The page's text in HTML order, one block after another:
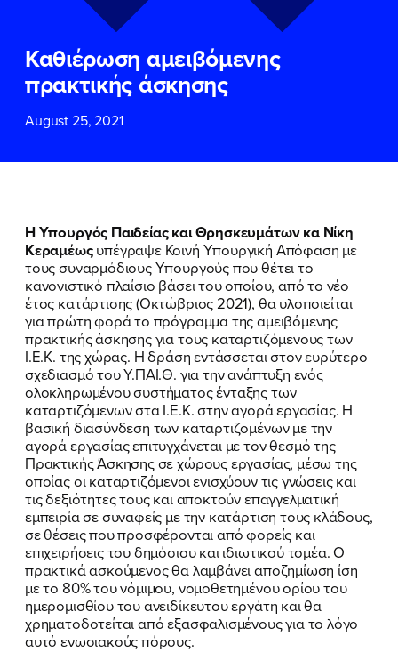
ΠΟΙΑ ΕΙΜΑΙ
ΕΡΓΟ
ΕΚΔΗΛΩΣΕΙΣ
ΝΕΑ
ΕΛΑ ΚΙ ΕΣΥ
Καθιέρωση αμειβόμενης
πρακτικής άσκησης
August 25, 2021
Η Υπουργός Παιδείας και Θρησκευμάτων κα Νίκη
Κεραμέωςυπέγραψε Κοινή Υπουργική Απόφαση με
τους συναρμόδιους Υπουργούς που θέτει το
κανονιστικό πλαίσιο βάσει του οποίου, από το νέο
έτος κατάρτισης (Οκτώβριος 2021), θα υλοποιείται
για πρώτη φορά το πρόγραμμα της αμειβόμενης
πρακτικής άσκησης για τους καταρτιζόμενους των
Ι.Ε.Κ. της χώρας. Η δράση εντάσσεται στον ευρύτερο
σχεδιασμό του Υ.ΠΑΙ.Θ. για την ανάπτυξη ενός
ολοκληρωμένου συστήματος ένταξης των
καταρτιζόμενων στα Ι.Ε.Κ. στην αγορά εργασίας. Η
βασική διασύνδεση των καταρτιζομένων με την
αγορά εργασίας επιτυγχάνεται με τον θεσμό της
Πρακτικής Άσκησης σε χώρους εργασίας, μέσω της
οποίας οι καταρτιζόμενοι ενισχύουν τις γνώσεις και
τις δεξιότητες τους και αποκτούν επαγγελματική
εμπειρία σε συναφείς με την κατάρτιση τους κλάδους,
σε θέσεις που προσφέρονται από φορείς και
επιχειρήσεις του δημόσιου και ιδιωτικού τομέα. Ο
πρακτικά ασκούμενος θα λαμβάνει αποζημίωση ίση
με το 80% του νόμιμου, νομοθετημένου ορίου του
ημερομισθίου του ανειδίκευτου εργάτη και θα
χρηματοδοτείται από εξασφαλισμένους για το λόγο
αυτό ενωσιακούς πόρους.
ΕΠΙΘΕΤΟ*
ΤΗΛΕΦΩΝΟ*
EMAIL
Δεδομένων
Όρους
Χρήσηςτου δικτυακού τόπου του
Πολιτικού Γραφείου της Βουλευτού
Νίκης Κεραμέως
ΥΠΟΒΟΛΗ
ΕΠΙΘΕΤΟ*
ΤΗΛΕΦΩΝΟ
EMAIL
Δεδομένων
Όρους
Χρήσηςτου δικτυακού τόπου του
Πολιτικού Γραφείου της Βουλευτού
Νίκης Κεραμέως
ΥΠΟΒΟΛΗ